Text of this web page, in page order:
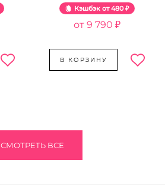
Кэшбэк 480 ₽
9 790 ₽
В КОРЗИНУ
СМОТРЕТЬ ВСЕ